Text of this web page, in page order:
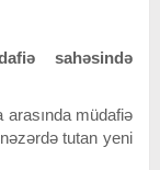
sahəsində
müdafiə
tutan yeni